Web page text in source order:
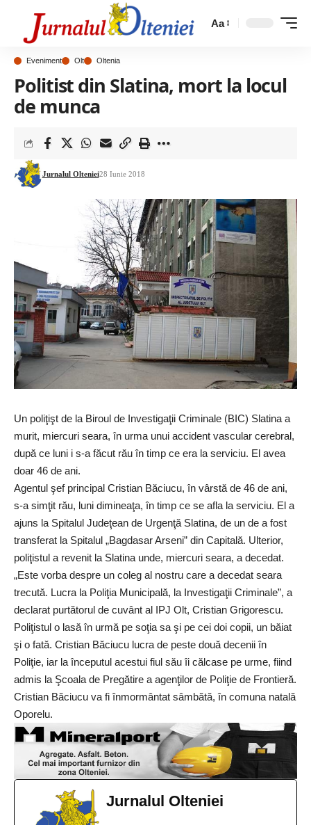
Aa
Eveniment Olt Oltenia
Politist din Slatina, mort la locul
de munca
Jurnalul Olteniei28 Iunie 2018
Un poliţişt de la Biroul de Investigaţii Criminale (BIC) Slatina a
murit, miercuri seara, în urma unui accident vascular cerebral,
după ce luni i s-a făcut rău în timp ce era la serviciu. El avea
doar 46 de ani.
Agentul şef principal Cristian Băciucu, în vârstă de 46 de ani,
s-a simţit rău, luni dimineaţa, în timp ce se afla la serviciu. El a
ajuns la Spitalul Judeţean de Urgenţă Slatina, de un de a fost
transferat la Spitalul „Bagdasar Arseni” din Capitală. Ulterior,
poliţistul a revenit la Slatina unde, miercuri seara, a decedat.
„Este vorba despre un coleg al nostru care a decedat seara
trecută. Lucra la Poliţia Municipală, la Investigaţii Criminale”, a
declarat purtătorul de cuvânt al IPJ Olt, Cristian Grigorescu.
Poliţistul o lasă în urmă pe soţia sa şi pe cei doi copii, un băiat
şi o fată. Cristian Băciucu lucra de peste două decenii în
Poliţie, iar la începutul acestui fiul său îi călcase pe urme, fiind
admis la Şcoala de Pregătire a agenţilor de Poliţie de Frontieră.
Cristian Băciucu va fi înmormântat sâmbătă, în comuna natală
Oporelu.
Jurnalul Olteniei